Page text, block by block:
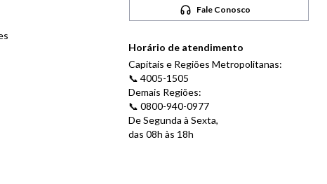
Fale Conosco
Horário de atendimento
Capitais e Regiões Metropolitanas:
📞 4005-1505
Demais Regiões:
📞 0800-940-0977
De Segunda à Sexta,
das 08h às 18h